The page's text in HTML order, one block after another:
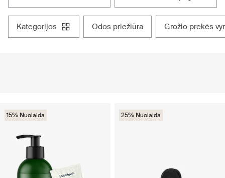
kategorijos odos priežiūra grožio prekės
15% Nuolaida 25% Nuolaida